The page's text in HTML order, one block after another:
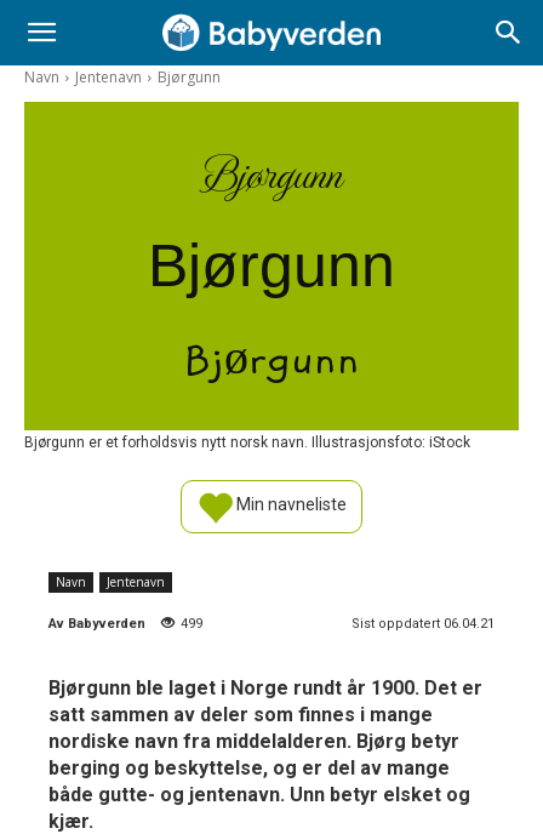
Navn Jentenavn Bjørgunn
Bjørgunn
Bjørgunn
Bjørgunn
Bjørgunn er et forholdsvis nytt norsk navn. Illustrasjonsfoto: iStock
Min navneliste
Navn Jentenavn
Av Babyverden 499 Sist oppdatert 06.04.21
Bjørgunn ble laget i Norge rundt år 1900. Det er
satt sammen av deler som finnes i mange
nordiske navn fra middelalderen. Bjørg betyr
berging og beskyttelse, og er del av mange
både gutte- og jentenavn. Unn betyr elsket og
kjær.